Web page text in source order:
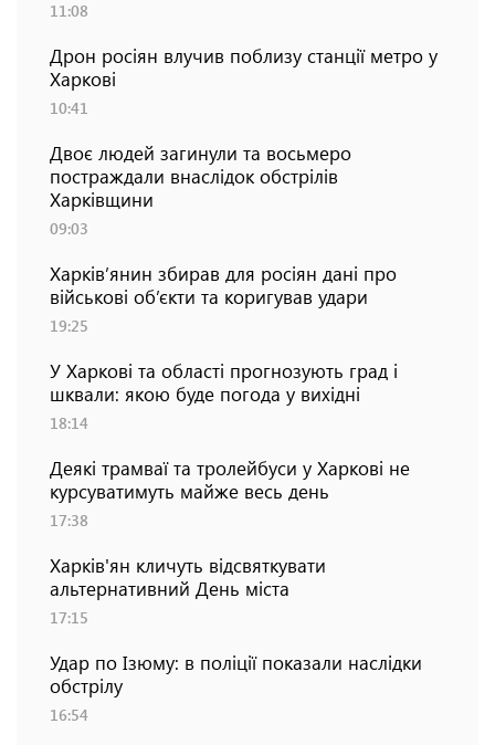
11:08
Дрон росіян влучив поблизу станції метро у
Харкові
10:41
Двоє людей загинули та восьмеро
постраждали внаслідок обстрілів
Харківщини
09:03
Харків’янин збирав для росіян дані про
військові об’єкти та коригував удари
19:25
У Харкові та області прогнозують град і
шквали: якою буде погода у вихідні
18:14
Деякі трамваї та тролейбуси у Харкові не
курсуватимуть майже весь день
17:38
Харків'ян кличуть відсвяткувати
альтернативний День міста
17:15
Удар по Ізюму: в поліції показали наслідки
обстрілу
16:54